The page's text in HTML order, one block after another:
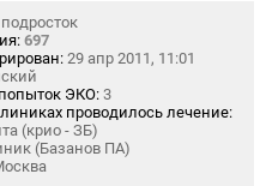
697
29 апр 2011, 11:01
ЭКО: 3
проводилось лечение:
(крио - ЗБ)
(Базанов ПА)